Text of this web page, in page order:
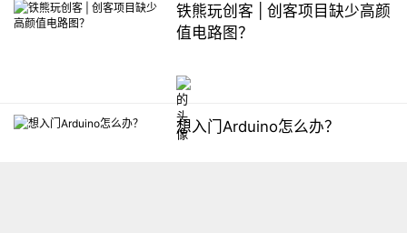
铁熊玩创客 | 创客项目缺少高颜
值电路图？
想入门Arduino怎么办？